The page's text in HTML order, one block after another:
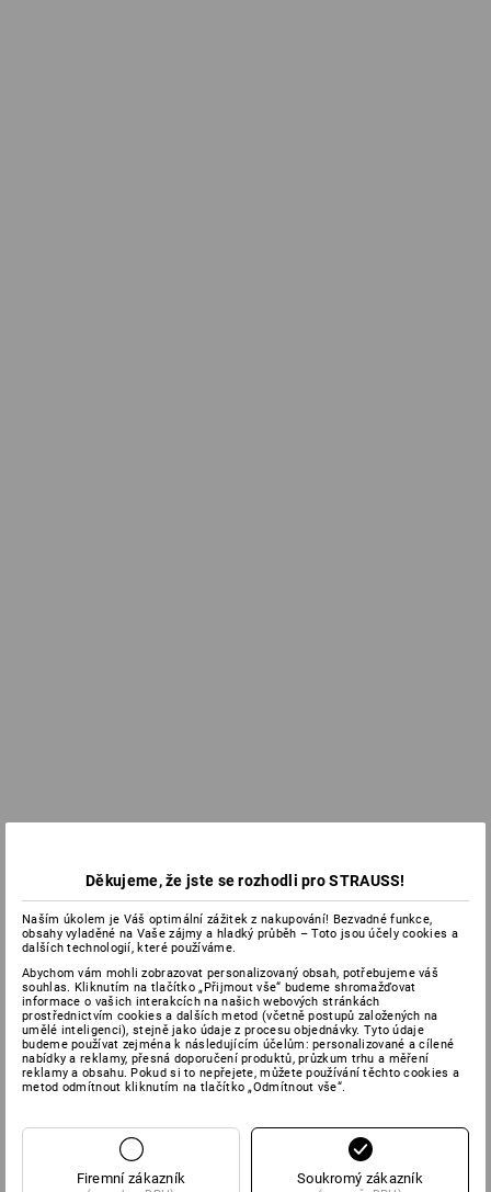
Děkujeme, že jste se rozhodli pro STRAUSS!
Naším úkolem je Váš optimální zážitek z nakupování! Bezvadné funkce,
obsahy vyladěné na Vaše zájmy a hladký průběh – Toto jsou účely cookies a
dalších technologií, které používáme.
Abychom vám mohli zobrazovat personalizovaný obsah, potřebujeme váš
souhlas. Kliknutím na tlačítko „Přijmout vše“ budeme shromažďovat
informace o vašich interakcích na našich webových stránkách
prostřednictvím cookies a dalších metod (včetně postupů založených na
umělé inteligenci), stejně jako údaje z procesu objednávky. Tyto údaje
budeme používat zejména k následujícím účelům: personalizované a cílené
nabídky a reklamy, přesná doporučení produktů, průzkum trhu a měření
reklamy a obsahu. Pokud si to nepřejete, můžete používání těchto cookies a
metod odmítnout kliknutím na tlačítko „Odmítnout vše“.
Firemní zákazník Soukromý zákazník